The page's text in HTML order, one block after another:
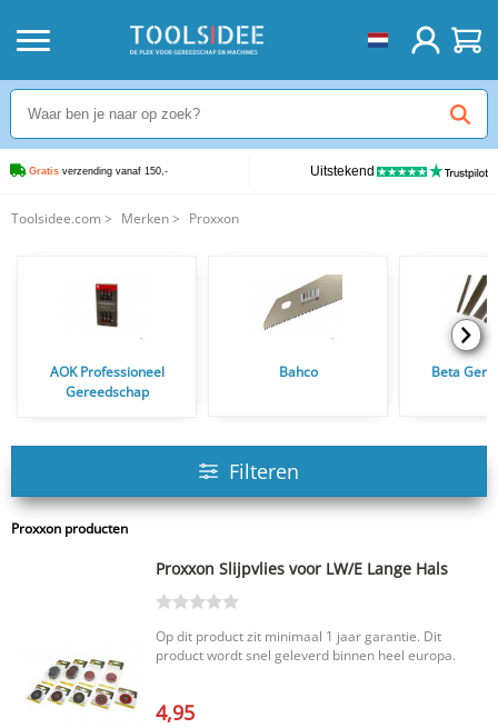
Gratis verzending vanaf 150,- Uitstekend
Toolsidee.com > Merken> Proxxon
AOK Professioneel
Gereedschap
Bahco Beta
Filteren
Proxxon producten
Proxxon Slijpvlies voor LW/E Lange Hals
Op dit product zit minimaal 1 jaar garantie. Dit
product wordt snel geleverd binnen heel europa.
4,95